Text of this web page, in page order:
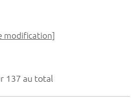
137 au total
modification]